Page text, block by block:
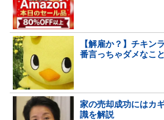
【解雇か？】チキン
番言っちゃダメなこ
家の売却成功にはカ
識を解説